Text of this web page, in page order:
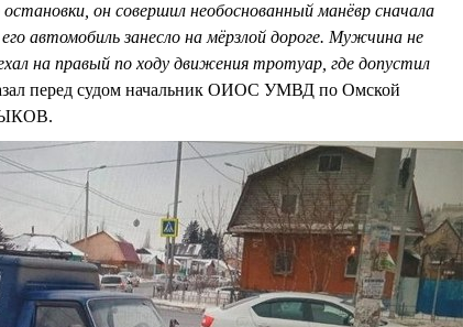
он совершил необоснованный манёвр сначала
автомобиль занесло на мёрзлой дороге. Мужчина не
на правый по ходу движения тротуар, где допустил
перед судом начальник ОИОС УМВД по Омской